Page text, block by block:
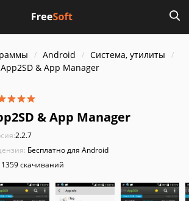
Android
Система, утилиты
App2SD & App Manager
& App Manager
2.2.7
Бесплатно для Android
1359 скачиваний